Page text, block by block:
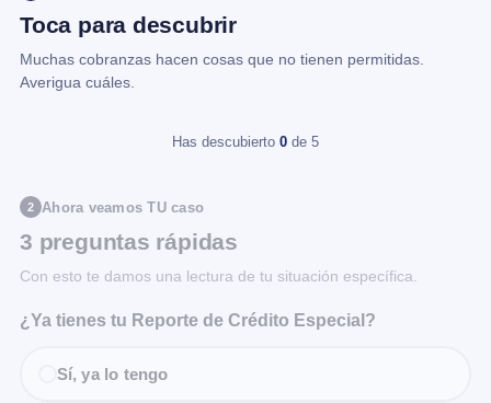
Toca para descubrir
Muchas cobranzas hacen cosas que no tienen permitidas.
Averigua cuáles.
Has descubierto 0 de 5
2 Ahora veamos TU caso
3 preguntas rápidas
Con esto te damos una lectura de tu situación específica.
¿Ya tienes tu Reporte de Crédito Especial?
Sí, ya lo tengo